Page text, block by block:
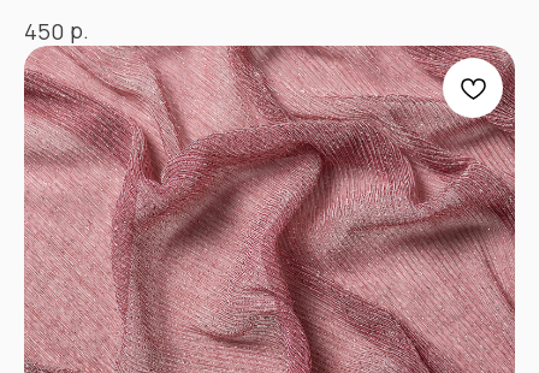
450 р.
ВКОНТАКТЕ
ОДНОКЛАССНИКИ
INSTAGRAM*
TIK TOK*
YOU TUBE
СОЦСЕТИ